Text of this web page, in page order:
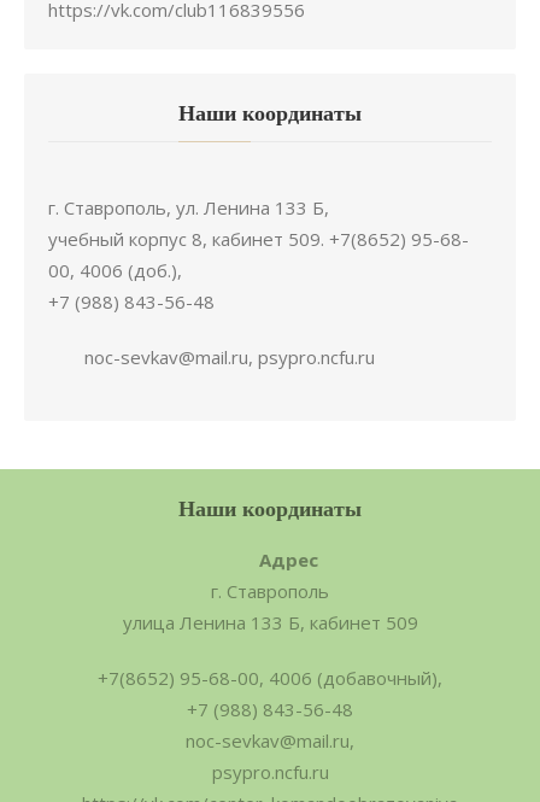
https://vk.com/club116839556
Наши координаты
г. Ставрополь, ул. Ленина 133 Б,
учебный корпус 8, кабинет 509. +7(8652) 95-68-
00, 4006 (доб.),
+7 (988) 843-56-48
noc-sevkav@mail.ru, psypro.ncfu.ru
Наши координаты
Адрес
г. Ставрополь
улица Ленина 133 Б, кабинет 509
+7(8652) 95-68-00, 4006 (добавочный),
+7 (988) 843-56-48
noc-sevkav@mail.ru,
psypro.ncfu.ru